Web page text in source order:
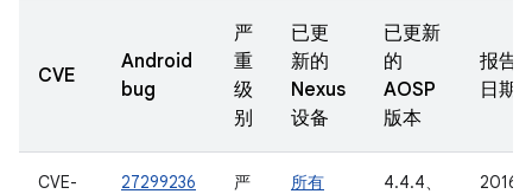
CVE
Android
bug
严
重
级
别
已更
新的
Nexus
设备
已更新
的
AOSP
版本
报告
日期
CVE-
27299236
严
所有
4.4.4、
2016